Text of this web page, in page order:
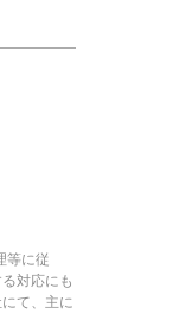
等に従
対応にも
て、主に